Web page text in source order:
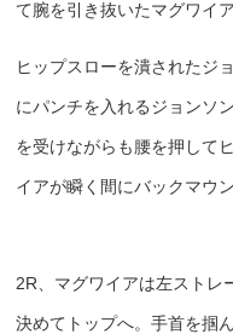
て腕を引き抜いたマグワイ
ヒップスローを潰されたジ
にパンチを入れるジョンソ
を受けながらも腰を押して
イアが瞬く間にバックマウ
2R、マグワイアは左ストレ
決めてトップへ。手首を掴